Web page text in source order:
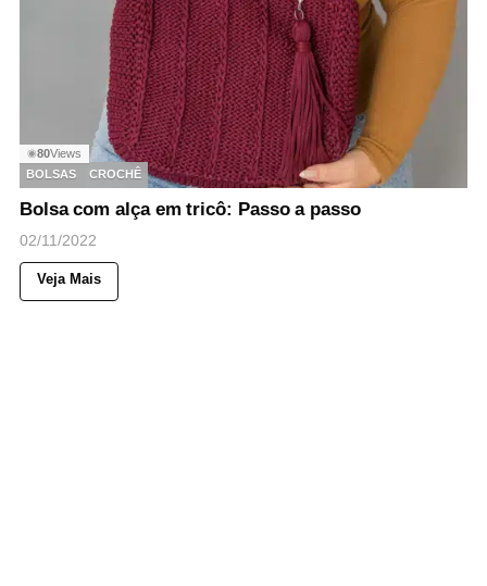
◉80Views
BOLSAS
CROCHÊ
Bolsa com alça em tricô: Passo a passo
02/11/2022
Veja Mais